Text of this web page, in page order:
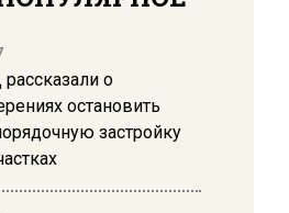
о
остановить
застройку